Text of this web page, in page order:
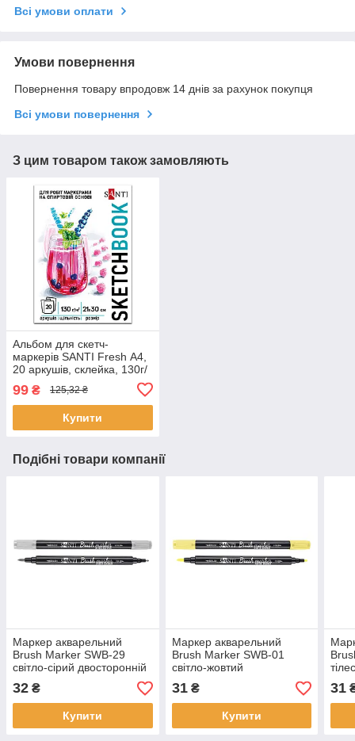
Всі умови оплати
Умови повернення
Повернення товару впродовж 14 днів за рахунок покупця
Всі умови повернення
З цим товаром також замовляють
Альбом для скетч-
маркерів SANTI Fresh А4,
20 аркушів, склейка, 130г/
99 ₴ 125,32 ₴
Купити
Подібні товари компанії
Маркер акварельний
Brush Marker SWB-29
світло-сірий двосторонній
Santi (391085)
32 ₴
Купити
Маркер акварельний
Brush Marker SWB-01
світло-жовтий
двосторонній Santi
(391057)
31₴
Купити
31